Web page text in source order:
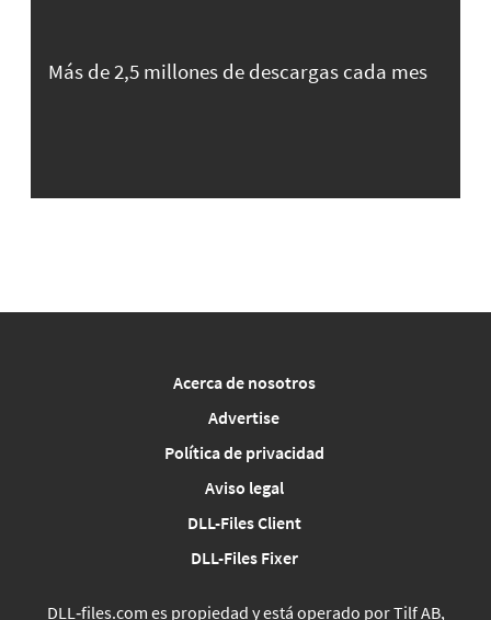
Más de 2,5 millones de descargas cada mes
Acerca de nosotros
Advertise
Política de privacidad
Aviso legal
DLL-Files Client
DLL-Files Fixer
DLL‑files.com es propiedad y está operado por Tilf AB,